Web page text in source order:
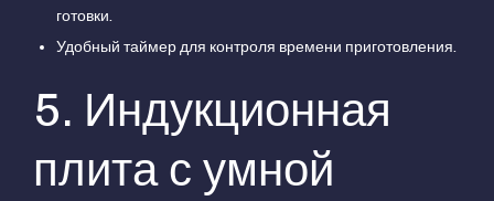
готовки.
Удобный таймер для контроля времени приготовления.
5. Индукционная
плита с умной